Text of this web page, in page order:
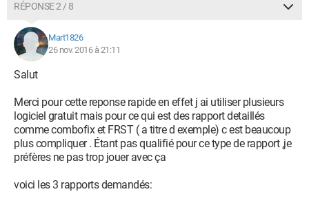
RÉPONSE 2 / 8
Mart1826
26 nov. 2016 à 21:11
Salut
Merci pour cette reponse rapide en effet j ai utiliser plusieurs
logiciel gratuit mais pour ce qui est des rapport detaillés
comme combofix et FRST ( a titre d exemple) c est beaucoup
plus compliquer . Étant pas qualifié pour ce type de rapport ,je
préfères ne pas trop jouer avec ça
voici les 3 rapports demandés: